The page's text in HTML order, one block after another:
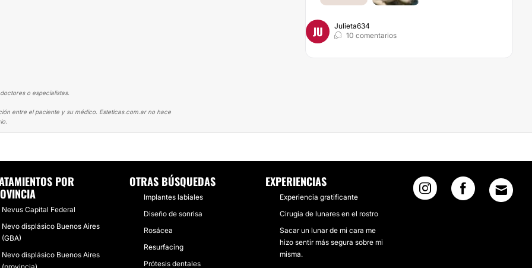
JU
Julieta634
10 comentarios
o especialistas.
entre el paciente y su médico. Esteticas.com.ar no hace
POR
Nevus Capital Federal
Nevo displásico Buenos Aires
(GBA)
Nevo displásico Buenos Aires
OTRAS BÚSQUEDAS
Implantes labiales
Diseño de sonrisa
Rosácea
Resurfacing
Prótesis dentales
EXPERIENCIAS
Experiencia gratificante
Cirugia de lunares en el rostro
Sacar un lunar de mi cara me
hizo sentir más segura sobre mi
misma.